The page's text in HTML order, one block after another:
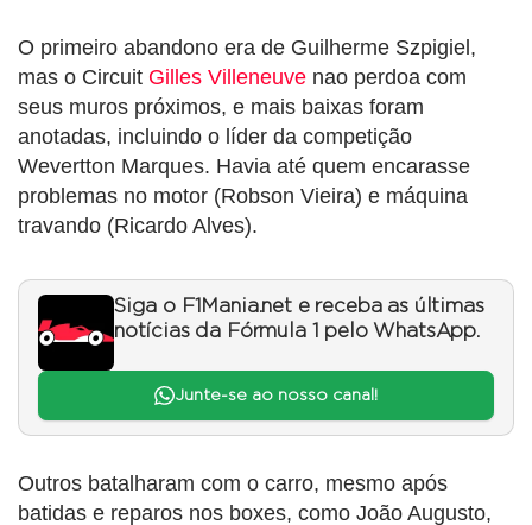
O primeiro abandono era de Guilherme Szpigiel,
mas o Circuit Gilles Villeneuve nao perdoa com
seus muros próximos, e mais baixas foram
anotadas, incluindo o líder da competição
Wevertton Marques. Havia até quem encarasse
problemas no motor (Robson Vieira) e máquina
travando (Ricardo Alves).
Siga o F1Mania.net e receba as últimas
notícias da Fórmula 1 pelo WhatsApp.
Junte-se ao nosso canal!
Outros batalharam com o carro, mesmo após
batidas e reparos nos boxes, como João Augusto,